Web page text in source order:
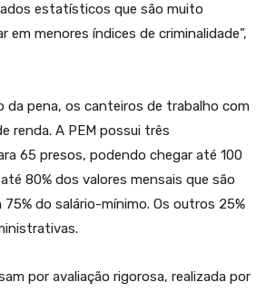
estatísticos que são muito
menores índices de criminalidade”,
da pena, os canteiros de trabalho com
renda. A PEM possui três
65 presos, podendo chegar até 100
80% dos valores mensais que são
do salário-mínimo. Os outros 25%
por avaliação rigorosa, realizada por